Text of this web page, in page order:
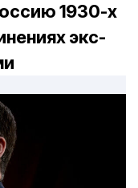
1930-х
экс-